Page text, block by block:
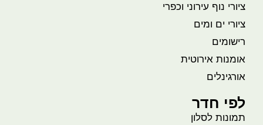
ציורי נוף עירוני וכפרי
ציורי ים ומים
רישומים
אומנות אירוטית
אורגינלים
לפי חדר
תמונות לסלון